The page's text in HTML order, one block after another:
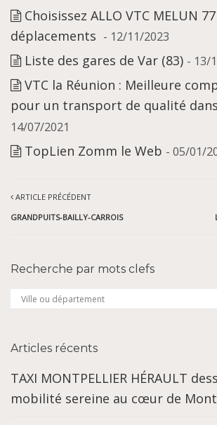
Choisissez ALLO VTC MELUN
déplacements - 12/11/2023
Liste des gares de Var (83) - 13/
VTC la Réunion : Meilleure
pour un transport de qualité dans
14/07/2021
TopLien Zomm le Web - 05/01/
ARTICLE PRÉCÉDENT
GRANDPUITS-BAILLY-CARROIS
Recherche par mots clefs
Articles récents
TAXI MONTPELLIER HÉRAULT
mobilité sereine au cœur de